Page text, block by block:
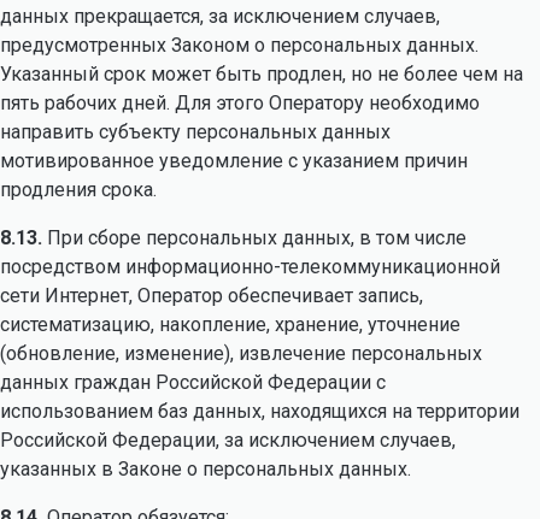
данных прекращается, за исключением случаев,
предусмотренных Законом о персональных данных.
Указанный срок может быть продлен, но не более чем на
пять рабочих дней. Для этого Оператору необходимо
направить субъекту персональных данных
мотивированное уведомление с указанием причин
продления срока.
8.13. При сборе персональных данных, в том числе
посредством информационно-телекоммуникационной
сети Интернет, Оператор обеспечивает запись,
систематизацию, накопление, хранение, уточнение
(обновление, изменение), извлечение персональных
данных граждан Российской Федерации с
использованием баз данных, находящихся на территории
Российской Федерации, за исключением случаев,
указанных в Законе о персональных данных.